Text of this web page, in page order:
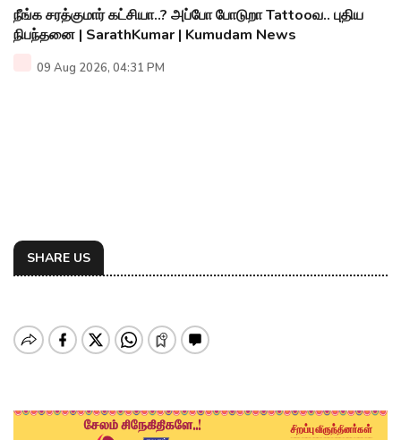
நீங்க சரத்குமார் கட்சியா..? அப்போ போடுறா Tattooவ.. புதிய
நிபந்தனை | SarathKumar | Kumudam News
09 Aug 2026, 04:31 PM
SHARE US